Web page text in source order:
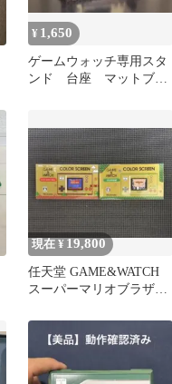
¥ 1,650
ゲームウォッチ専用スタ
ンド 台座 マットブラ
現在 ¥ 19,800
任天堂 GAME&WATCH
スーパーマリオブラザー